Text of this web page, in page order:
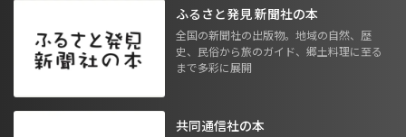
ふるさと発見 新聞社の本
全国の新聞社の出版物。地域の自然、歴
史、民俗から旅のガイド、郷土料理に至る
まで多彩に展開
共同通信社の本